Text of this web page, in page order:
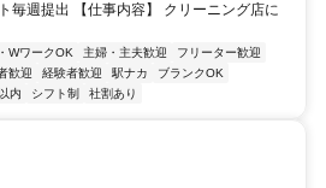
毎週提出 【仕事内容】 クリーニング店に
WワークOK 主婦・主夫歓迎
フリーター歓迎
歓迎 経験者歓迎 駅ナカ
ブランクOK
内 シフト制 社割あり